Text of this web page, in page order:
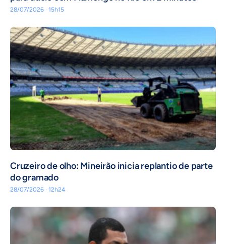
28/07/2026 · 15h15
Cruzeiro de olho: Mineirão inicia replantio de parte
do gramado
28/07/2026 · 12h24